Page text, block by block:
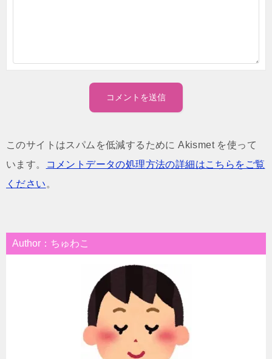
このサイトはスパムを低減するために Akismet を使って
います。
コメントデータの処理方法の詳細はこちらをご覧
ください 。
Author：ちゅわこ